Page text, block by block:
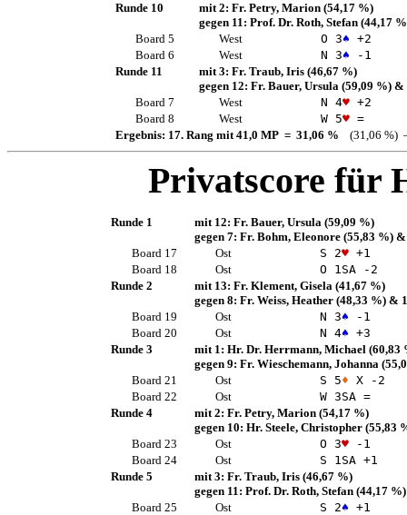
Runde 10
mit 2: Fr. Petry, Marion(54,17 %)
gegen 11: Prof. Dr. Roth, Stefan(44,17
Board 5
West O 3♠ +2
Board 6
West N 3♠ -1
Runde 11
mit 3: Fr. Traub, Iris(46,67 %)
gegen 12: Fr. Bauer, Ursula(59,09 %)&
Board 7
West N 4♥+2
Board 8
West W 5♥=
Ergebnis: 17. Rang mit 41,0 MP = 31,06 % (31,06 %)
Privatscore für
Runde 1 mit 12: Fr. Bauer, Ursula (59,09 %)
gegen 7: Fr. Bohm, Eleonore (55,83 %)
Board 17
Ost S 2♥ +1
Board 18
Ost O 1 SA -2
Runde 2
mit 13: Fr. Klement, Gisela (41,67 %)
gegen 8: Fr. Weiss, Heather (48,33 %) &
Board 19
Ost N 3♠ -1
Board 20
Ost N 4♠ +3
Runde 3
mit 1: Hr. Dr. Herrmann, Michael (60,83
gegen 9: Fr. Wieschemann, Johanna
Board 21
Ost S 5♦ X -2
Board 22
Ost W 3SA =
Runde 4
mit 2: Fr. Petry, Marion (54,17 %)
gegen 10: Hr. Steele, Christopher (55,83
Board 23
Ost O 3♥ -1
Board 24
Ost S 1 SA +1
Runde 5
mit 3: Fr. Traub, Iris (46,67 %)
gegen 11: Prof. Dr. Roth, Stefan (44,17 %)
Board 25
Ost S 2♠ +1